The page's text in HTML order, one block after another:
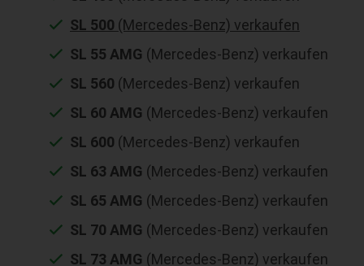
SL 500 (Mercedes-Benz) verkaufen
SL 55 AMG (Mercedes-Benz) verkaufen
SL 560 (Mercedes-Benz) verkaufen
SL 60 AMG (Mercedes-Benz) verkaufen
SL 600 (Mercedes-Benz) verkaufen
SL 63 AMG (Mercedes-Benz) verkaufen
SL 65 AMG (Mercedes-Benz) verkaufen
SL 70 AMG (Mercedes-Benz) verkaufen
SL 73 AMG (Mercedes-Benz) verkaufen